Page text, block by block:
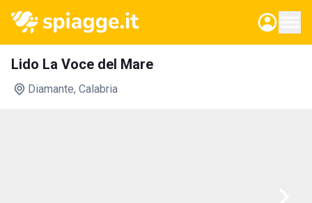
Lido La Voce del Mare
Diamante, Calabria